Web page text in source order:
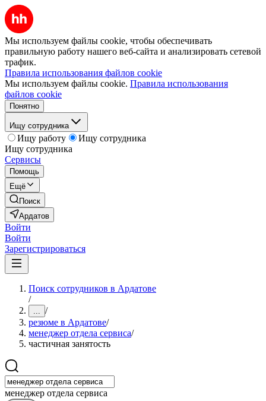
Мы используем файлы cookie, чтобы обеспечивать
правильную работу нашего веб-сайта и анализировать сетевой
трафик.
Правила использования файлов cookie
Мы используем файлы cookie. Правила использования
файлов cookie
Понятно
Ищу сотрудника
Ищу работу
Ищу сотрудника
Ищу сотрудника
Сервисы
Помощь
Ещё
Поиск
Ардатов
Войти
Войти
Зарегистрироваться
Поиск сотрудников в Ардатове
/
... /
резюме в Ардатове/
менеджер отдела сервиса/
частичная занятость
менеджер отдела сервиса